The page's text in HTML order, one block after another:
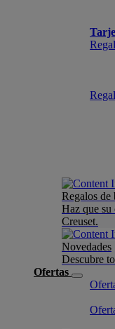
Regalos de
Haz que su
Creuset.
Novedades
Descubre
Ofertas